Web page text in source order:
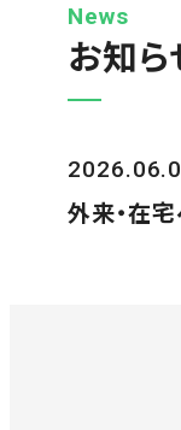
News
お知ら
外来・在